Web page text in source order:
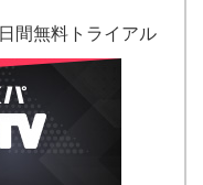
間無料トライアル